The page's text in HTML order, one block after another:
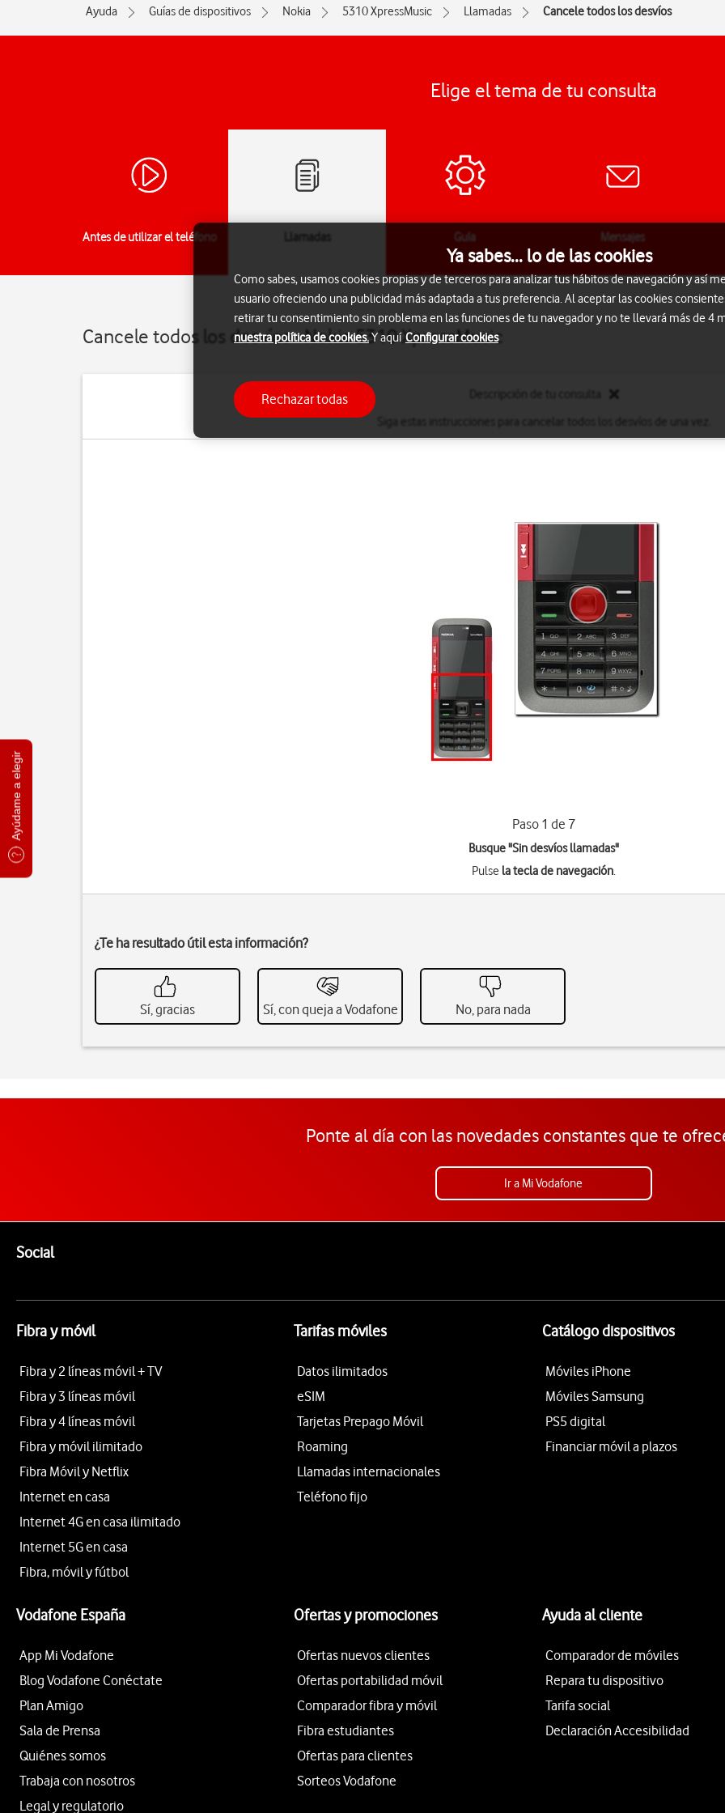
Ayúdame a elegir
Ayuda Guías de dispositivos Nokia 5310 XpressMusic Llamadas Cancele todos los desvíos
Elige el tema de tu consulta
Antes de utilizar el teléfono Llamadas Guía Mensajes
Cancele todos los desvíos - Nokia 5310 XpressMusic
Paso 1 de 7
Busque "Sin desvíos llamadas"
Pulse la tecla de navegación.
¿Te ha resultado útil esta información?
Sí, gracias Sí, con queja a Vodafone No, para nada
Ponte al día con las novedades constantes que te
Ir a Mi Vodafone
SocialEnlaces a las redes sociales de Vodafone
Fibra y móvil
Fibra y 2 líneas móvil + TV
Fibra y 3 líneas móvil
Fibra y 4 líneas móvil
Fibra y móvil ilimitado
Fibra Móvil y Netflix
Internet en casa
Internet 4G en casa ilimitado
Internet 5G en casa
Fibra, móvil y fútbol
Tarifas móviles
Datos ilimitados
eSIM
Tarjetas Prepago Móvil
Roaming
Llamadas internacionales
Teléfono fijo
Catálogo dispositivos
Móviles iPhone
Móviles Samsung
PS5 digital
Financiar móvil a plazos
Vodafone España
App Mi Vodafone
Blog Vodafone Conéctate
Plan Amigo
Sala de Prensa
Quiénes somos
Trabaja con nosotros
Legal y regulatorio
Ofertas y promociones
Ofertas nuevos clientes
Ofertas portabilidad móvil
Comparador fibra y móvil
Fibra estudiantes
Ofertas para clientes
Sorteos Vodafone
Ayuda al cliente
Comparador de móviles
Repara tu dispositivo
Tarifa social
Declaración Accesibilidad
Ya sabes... lo de las cookies
Como sabes, usamos cookies propias y de terceros para analizar tus hábitos de navegación y así
usuario ofreciendo una publicidad más adaptada a tus preferencia. Al aceptar las cookies
retirar tu consentimiento sin problema en las funciones de tu navegador y no te llevará más de 4
nuestra política de cookies.Y aquí Configurar cookies
Rechazar todas